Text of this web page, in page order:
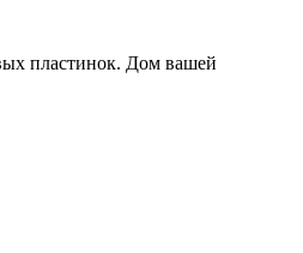
пластинок. Дом вашей